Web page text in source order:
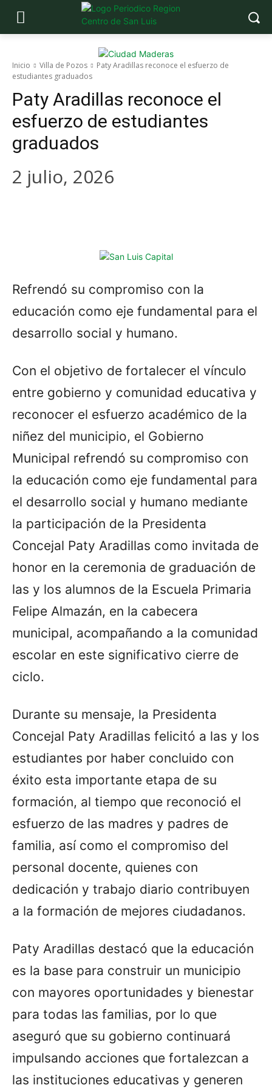
Inicio Villa de Pozos
Paty Aradillas reconoce el esfuerzo de
estudiantes graduados
Paty Aradillas reconoce el
esfuerzo de estudiantes
graduados
2 julio, 2026
Refrendó su compromiso con la
educación como eje fundamental para el
desarrollo social y humano.
Con el objetivo de fortalecer el vínculo
entre gobierno y comunidad educativa y
reconocer el esfuerzo académico de la
niñez del municipio, el Gobierno
Municipal refrendó su compromiso con
la educación como eje fundamental para
el desarrollo social y humano mediante
la participación de la Presidenta
Concejal Paty Aradillas como invitada de
honor en la ceremonia de graduación de
las y los alumnos de la Escuela Primaria
Felipe Almazán, en la cabecera
municipal, acompañando a la comunidad
escolar en este significativo cierre de
ciclo.
Durante su mensaje, la Presidenta
Concejal Paty Aradillas felicitó a las y los
estudiantes por haber concluido con
éxito esta importante etapa de su
formación, al tiempo que reconoció el
esfuerzo de las madres y padres de
familia, así como el compromiso del
personal docente, quienes con
dedicación y trabajo diario contribuyen
a la formación de mejores ciudadanos.
Paty Aradillas destacó que la educación
es la base para construir un municipio
con mayores oportunidades y bienestar
para todas las familias, por lo que
aseguró que su gobierno continuará
impulsando acciones que fortalezcan a
las instituciones educativas y generen